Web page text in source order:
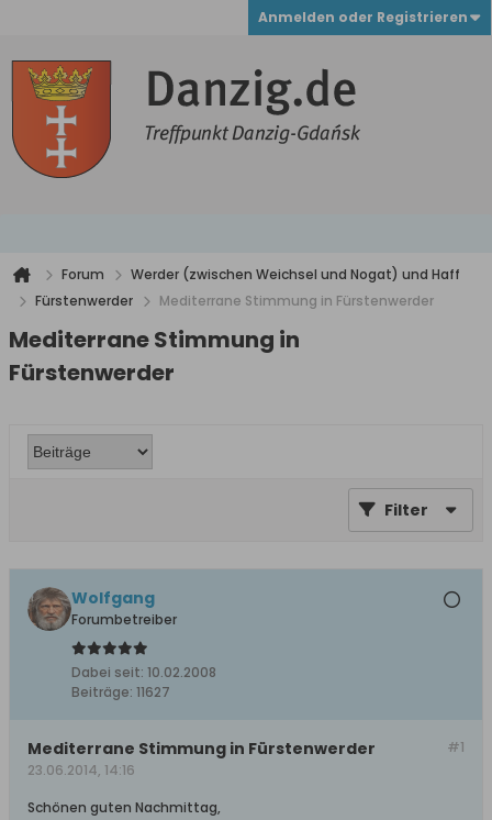
Anmelden oder Registrieren
Forum
Werder (zwischen Weichsel und Nogat) und Haff
Fürstenwerder
Mediterrane Stimmung in Fürstenwerder
Mediterrane Stimmung in
Fürstenwerder
Filter
Wolfgang
Forumbetreiber
Dabei seit: 10.02.2008
Beiträge: 11627
#1
Mediterrane Stimmung in Fürstenwerder
23.06.2014, 14:16
Schönen guten Nachmittag,